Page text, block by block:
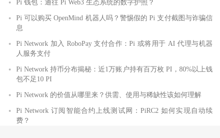
Pi 钱包：通往 Pi Web3 生态系统的数字护照？
Pi 可以购买 OpenMind 机器人吗？警惕假的 Pi 支付截图与诈骗信
息
Pi Network 加入 RoboPay 支付合作：Pi 或将用于 AI 代理与机器
人服务支付
Pi Network 持币分布揭秘：近1万账户持有百万枚 PI，80%以上钱
包不足10 PI
Pi Network 的价值从哪里来？供需、使用与稀缺性该如何理解
Pi Network 订阅智能合约上线测试网：PiRC2 如何实现自动续
费？